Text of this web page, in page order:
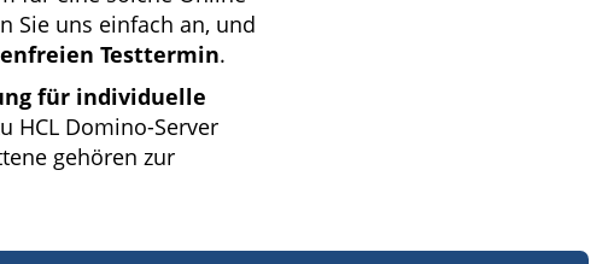
Sie uns einfach an, und
Testtermin.
für individuelle
HCL Domino-Server
gehören zur